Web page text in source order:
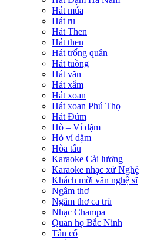
Hát múa
Hát ru
Hát Then
Hát then
Hát trống quân
Hát tuồng
Hát văn
Hát xẩm
Hát xoan
Hát xoan Phú Thọ
Hát Đúm
Hò – Ví dặm
Hò ví dặm
Hòa tấu
Karaoke Cải lương
Karaoke nhạc xứ Nghệ
Khách mời văn nghệ sĩ
Ngâm thơ
Ngâm thơ ca trù
Nhạc Champa
Quan họ Bắc Ninh
Tân cổ